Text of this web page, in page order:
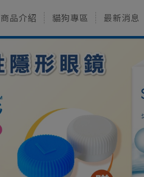
商品介紹 貓狗專區 最新消息